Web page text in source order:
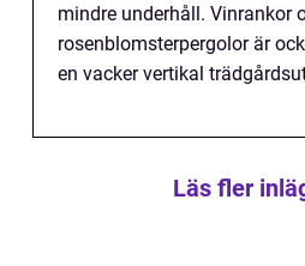
mindre underhåll. Vinrankor
rosenblomsterpergolor är
en vacker vertikal
Läs fler